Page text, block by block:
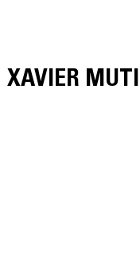
XAVIER